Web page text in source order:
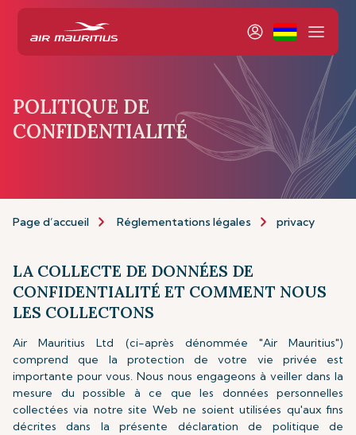
POLITIQUE DE
CONFIDENTIALITÉ
Page d’accueil Réglementations légales privacy
LA COLLECTE DE DONNÉES DE
CONFIDENTIALITÉ ET COMMENT NOUS
LES COLLECTONS
Air Mauritius Ltd (ci-après dénommée "Air Mauritius")
comprend que la protection de votre vie privée est
importante pour vous. Nous nous engageons à veiller dans la
mesure du possible à ce que les données personnelles
collectées via notre site Web ne soient utilisées qu'aux fins
décrites dans la présente déclaration de politique de